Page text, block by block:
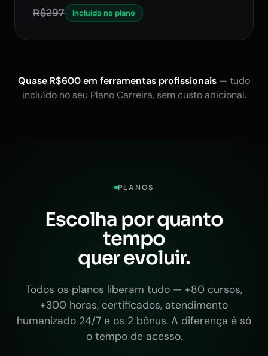
R$297 Incluído no plano
Quase R$600 em ferramentas profissionais — tudo
incluído no seu Plano Carreira, sem custo adicional.
PLANOS
Escolha por quanto
tempo
quer evoluir.
Todos os planos liberam tudo — +80 cursos,
+300 horas, certificados, atendimento
humanizado 24/7 e os 2 bônus. A diferença é só
o tempo de acesso.